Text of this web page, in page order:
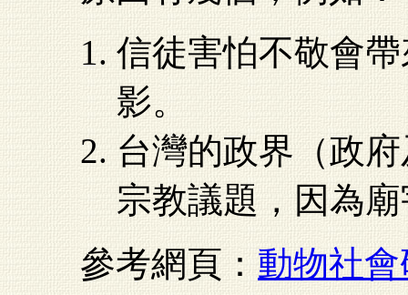
信徒害怕不敬會
影。
台灣的政界（政
宗教議題，因為
參考網頁： 動物社